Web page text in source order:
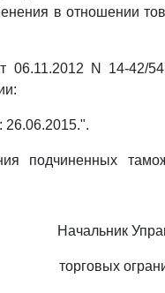
в отношении
06.11.2012 N 14-42/
26.06.2015.".
подчиненных
Начальник
торговых